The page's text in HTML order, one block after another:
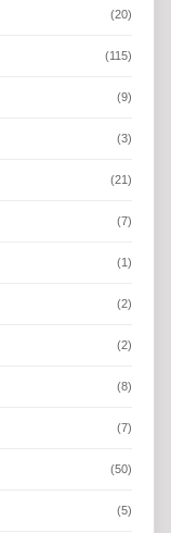
(20)
(115)
(9)
(3)
(21)
(7)
(1)
(2)
(2)
(8)
(7)
(50)
(5)